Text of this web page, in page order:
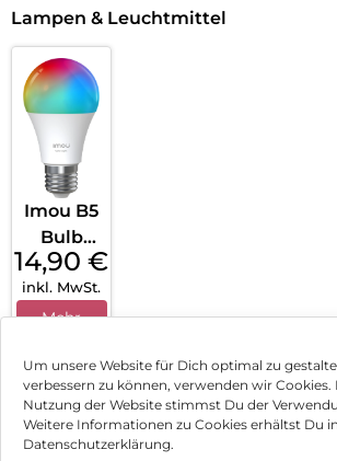
Um unsere Website für Dich optimal zu
verbessern zu können, verwenden wir
Nutzung der Website stimmst Du der
Weitere Informationen zu Cookies erhältst Du
Datenschutzerklärung.
Lampen & Leuchtmittel
Imou B5
Bulb
Weiß
14,90 €
inkl. MwSt.
Mehr
Impressum